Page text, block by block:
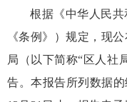
根据《中华人民
《条例》）规定，现
局（以下简称“区人社
告。本报告所列数据的